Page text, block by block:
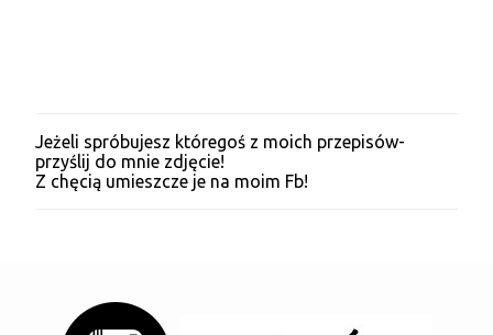
P
r
z
Jeżeli spróbujesz któregoś z moich przepisów-
przyślij do mnie zdjęcie!
Z chęcią umieszcze je na moim Fb!